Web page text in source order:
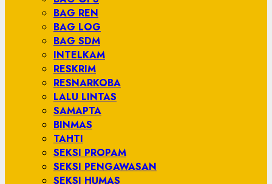
BAG REN
BAG LOG
BAG SDM
INTELKAM
RESKRIM
RESNARKOBA
LALU LINTAS
SAMAPTA
BINMAS
TAHTI
SEKSI PROPAM
SEKSI PENGAWASAN
SEKSI HUMAS